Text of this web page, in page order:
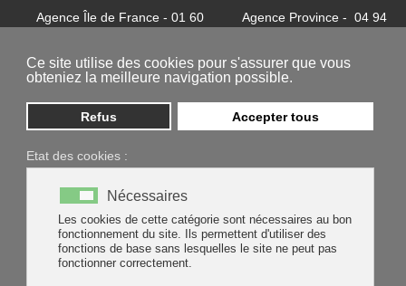
Ce site utilise des cookies pour s'assurer que vous
obteniez la meilleure navigation possible.
Refus Accepter tous
Etat des cookies :
Nécessaires
Les cookies de cette catégorie sont nécessaires au bon
fonctionnement du site. Ils permettent d'utiliser des
fonctions de base sans lesquelles le site ne peut pas
fonctionner correctement.
Agence Île de France - 01 60
contact@batycel.fr
Agence Province - 04 94
protection individuelle protection corps
manchette